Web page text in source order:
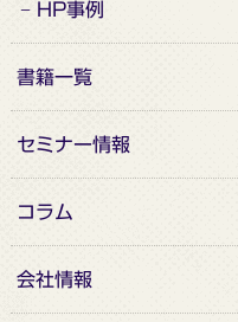
HP事例
書籍一覧
セミナー情報
コラム
会社情報